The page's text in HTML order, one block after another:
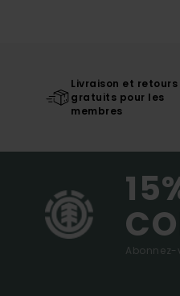
Livraison et retours
gratuits pour les
membres